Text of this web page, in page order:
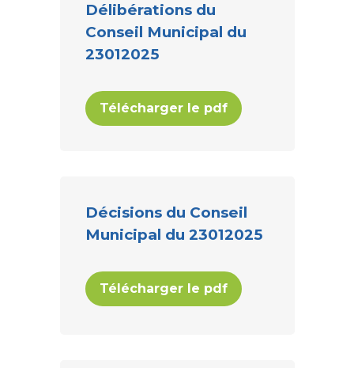
Délibérations du
Conseil Municipal du
23012025
Télécharger le pdf
Décisions du Conseil
Municipal du 23012025
Télécharger le pdf